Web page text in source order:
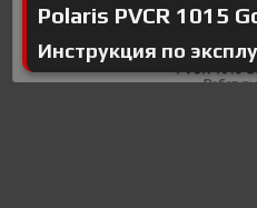
Polaris PVCR 1015
Инструкция по